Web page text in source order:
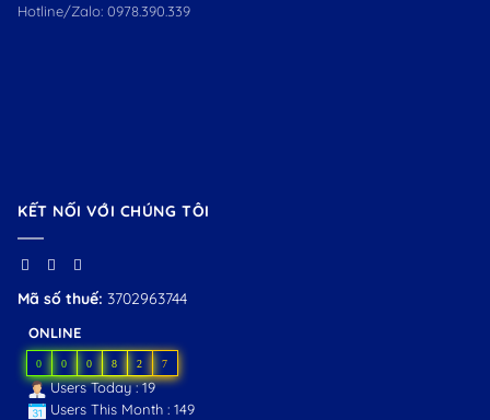
Hotline/Zalo: 0978.390.339
KẾT NỐI VỚI CHÚNG TÔI
Mã số thuế: 3702963744
ONLINE
0 0 0 8 2 7
Users Today : 19
Users This Month : 149